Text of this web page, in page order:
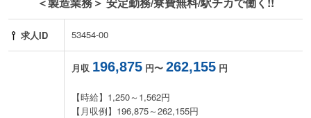
求人ID 53454-00
月収 196,875 円〜 262,155 円
【時給】1,250～1,562円
【月収例】196,875～262,155円